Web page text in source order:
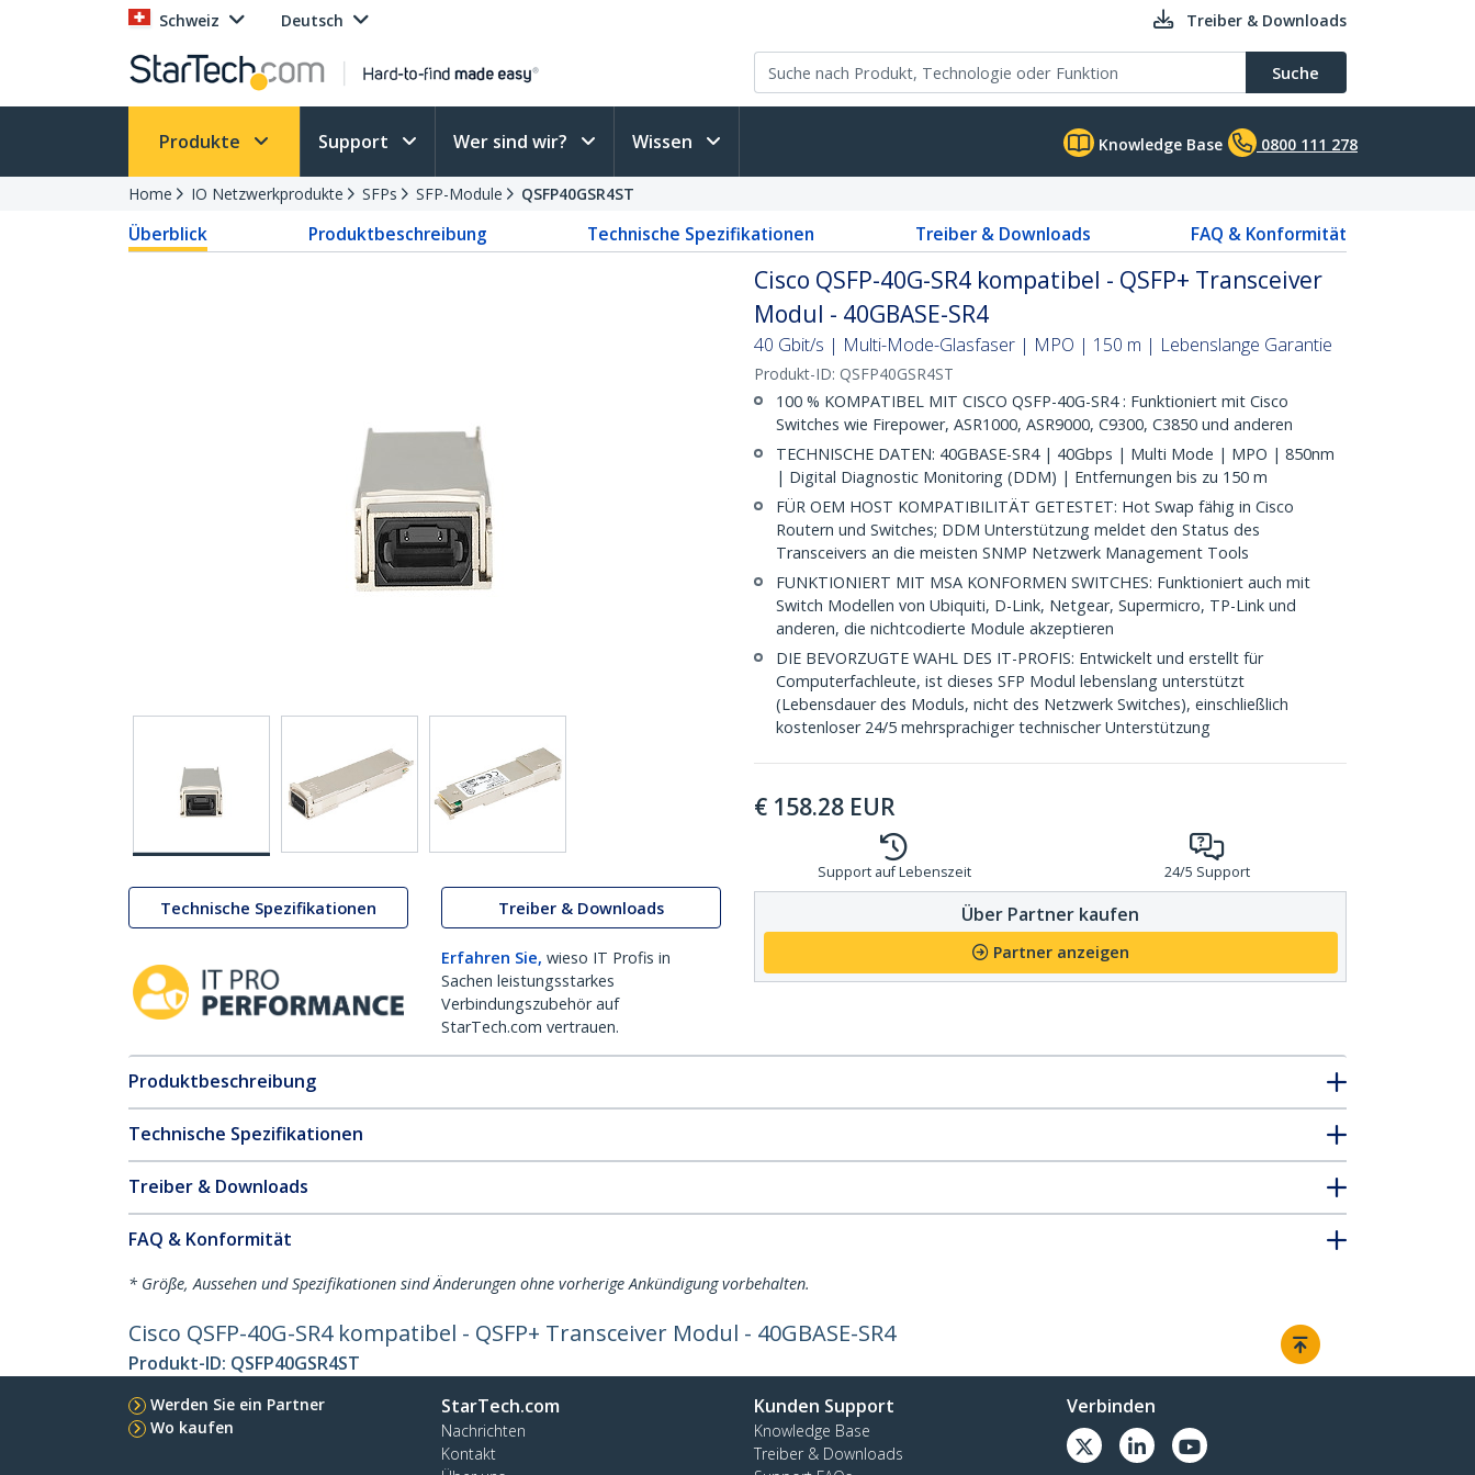
Schweiz Deutsch Treiber & Downloads
Suche
Produkte Support Wer sind wir? Wissen Knowledge Base 0800 111 278
Home IO Netzwerkprodukte SFPs SFP-Module QSFP40GSR4ST
Überblick Produktbeschreibung Technische Spezifikationen Treiber & Downloads FAQ & Konformität
Technische Spezifikationen Treiber & Downloads
Erfahren Sie, wieso IT Profis in
Sachen leistungsstarkes
Verbindungszubehör auf
StarTech.com vertrauen.
Cisco QSFP-40G-SR4 kompatibel - QSFP+ Transceiver
Modul - 40GBASE-SR4
40 Gbit/s | Multi-Mode-Glasfaser | MPO | 150 m | Lebenslange Garantie
Produkt-ID: QSFP40GSR4ST
100 % KOMPATIBEL MIT CISCO QSFP-40G-SR4 : Funktioniert mit Cisco
Switches wie Firepower, ASR1000, ASR9000, C9300, C3850 und anderen
TECHNISCHE DATEN: 40GBASE-SR4 | 40Gbps | Multi Mode | MPO | 850nm
| Digital Diagnostic Monitoring (DDM) | Entfernungen bis zu 150 m
FÜR OEM HOST KOMPATIBILITÄT GETESTET: Hot Swap fähig in Cisco
Routern und Switches; DDM Unterstützung meldet den Status des
Transceivers an die meisten SNMP Netzwerk Management Tools
FUNKTIONIERT MIT MSA KONFORMEN SWITCHES: Funktioniert auch mit
Switch Modellen von Ubiquiti, D-Link, Netgear, Supermicro, TP-Link und
anderen, die nichtcodierte Module akzeptieren
DIE BEVORZUGTE WAHL DES IT-PROFIS: Entwickelt und erstellt für
Computerfachleute, ist dieses SFP Modul lebenslang unterstützt
(Lebensdauer des Moduls, nicht des Netzwerk Switches), einschließlich
kostenloser 24/5 mehrsprachiger technischer Unterstützung
€ 158.28 EUR
Support auf Lebenszeit 24/5 Support
Über Partner kaufen
Partner anzeigen
Produktbeschreibung
Technische Spezifikationen
Treiber & Downloads
FAQ & Konformität
* Größe, Aussehen und Spezifikationen sind Änderungen ohne vorherige Ankündigung vorbehalten.
Cisco QSFP-40G-SR4 kompatibel - QSFP+ Transceiver Modul - 40GBASE-SR4
Produkt-ID: QSFP40GSR4ST
Werden Sie ein Partner
Wo kaufen
StarTech.com
Nachrichten
Kontakt
Kunden Support
Knowledge Base
Treiber & Downloads
Verbinden